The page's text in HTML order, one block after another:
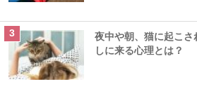
夜中や朝、猫に起こさ
しに来る心理とは？